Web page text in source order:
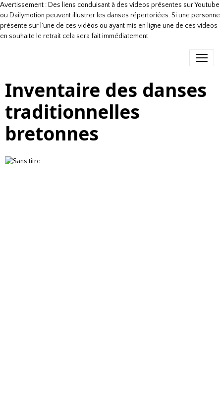
Avertissement : Des liens conduisant à des videos présentes sur Youtube
ou Dailymotion peuvent illustrer les danses répertoriées. Si une personne
présente sur l'une de ces vidéos ou ayant mis en ligne une de ces videos
en souhaite le retrait cela sera fait immédiatement.
Inventaire des danses
traditionnelles
bretonnes